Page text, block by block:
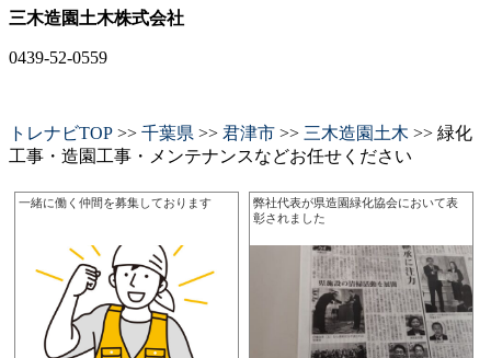
三木造園土木株式会社
0439-52-0559
トレナビTOP >> 千葉県 >> 君津市 >> 三木造園土木 >> 緑化
工事・造園工事・メンテナンスなどお任せください
一緒に働く仲間を募集しております
弊社代表が県造園緑化協会において表
彰されました